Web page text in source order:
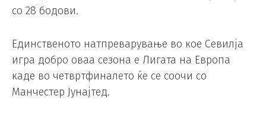
со 28 бодови.
Единственото натпреварување во кое Севилја
игра добро оваа сезона е Лигата на Европа
каде во четвртфиналето ќе се соочи со
Манчестер Јунајтед.